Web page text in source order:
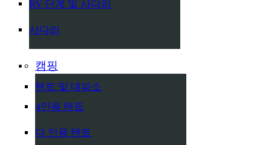
RV 단계 및 사다리
사다리
캠핑
텐트 및 대피소
4인용 텐트
다 인용 텐트